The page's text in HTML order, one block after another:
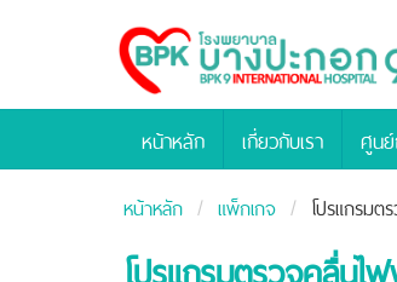
Bangpakok
Hospital
หน้าหลัก เกี่ยวกับเรา ศูน
หน้าหลัก แพ็กเกจ โปรแกรมต
โปรแกรมตรวจคลื่นไ